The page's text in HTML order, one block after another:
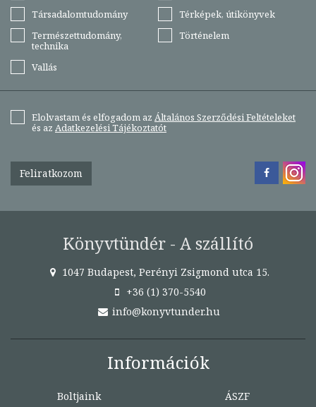
Társadalomtudomány
Térképek, útikönyvek
Természettudomány,
technika
Történelem
Vallás
Elolvastam és elfogadom az Általános Szerződési Feltételeket
és az Adatkezelési Tájékoztatót
Feliratkozom
Könyvtündér - A szállító
1047 Budapest, Perényi Zsigmond utca 15.
+36 (1) 370-5540
info@konyvtunder.hu
Információk
Boltjaink
ÁSZF